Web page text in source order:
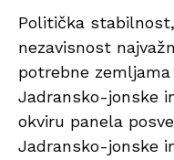
Politička
nezavisnost
potrebne
Jadransko-jonske
okviru panela
Jadransko-jonske